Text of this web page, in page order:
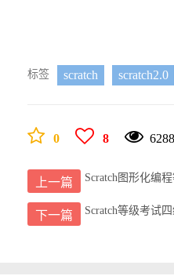
标签 scratch scratch2.0
0 8 6288
上一篇 Scratch图形化编
下一篇 Scratch等级考试